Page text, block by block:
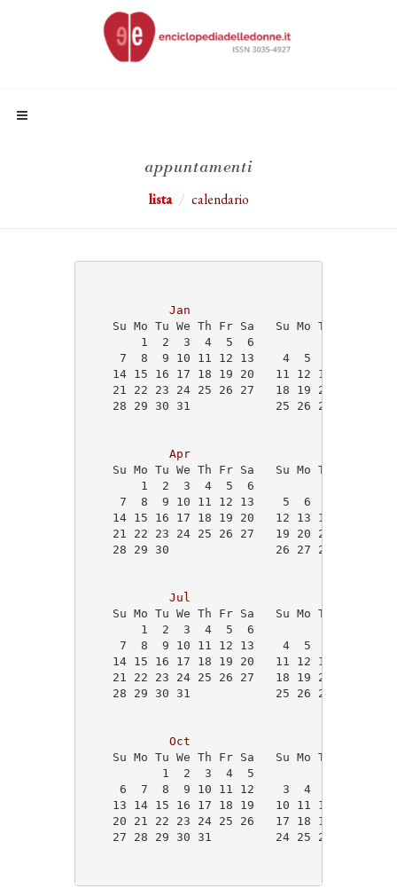
appuntamenti
lista calendario
Jan
Su Mo Tu We Th Fr Sa   Su Mo Tu We Th
1  2  3  4  5  6                1
7  8  9 10 11 12 13    4  5  6  7  8
14 15 16 17 18 19 20   11 12 13 14 15
21 22 23 24 25 26 27   18 19 20 21 22
28 29 30 31            25 26 27 28 29
Apr
Su Mo Tu We Th Fr Sa   Su Mo Tu We Th
1  2  3  4  5  6             1  2
7  8  9 10 11 12 13    5  6  7  8  9
14 15 16 17 18 19 20   12 13 14 15 16
21 22 23 24 25 26 27   19 20 21 22 23
28 29 30               26 27 28 29 30
Jul
Su Mo Tu We Th Fr Sa   Su Mo Tu We Th
1  2  3  4  5  6                1
7  8  9 10 11 12 13    4  5  6  7  8
14 15 16 17 18 19 20   11 12 13 14 15
21 22 23 24 25 26 27   18 19 20 21 22
28 29 30 31            25 26
Oct
Su Mo Tu We Th Fr Sa   Su Mo Tu We Th
1  2  3  4  5
6  7  8  9 10 11 12    3  4  5  6  7
13 14 15 16 17 18 19   10 11 12 13 14
20 21 22 23 24 25 26   17 18 19 20 21
27 28 29 30 31         24 25 26